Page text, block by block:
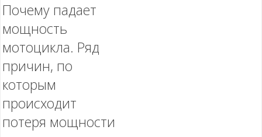
Почему падает
мощность
мотоцикла. Ряд
причин, по
которым
происходит
потеря мощности